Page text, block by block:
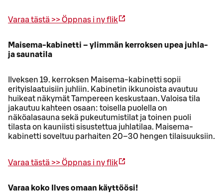
Varaa tästä >>Öppnas i ny flik
Maisema-kabinetti – ylimmän kerroksen upea juhla-
ja saunatila
Ilveksen 19. kerroksen Maisema-kabinetti sopii
erityislaatuisiin juhliin. Kabinetin ikkunoista avautuu
huikeat näkymät Tampereen keskustaan. Valoisa tila
jakautuu kahteen osaan: toisella puolella on
näköalasauna sekä pukeutumistilat ja toinen puoli
tilasta on kauniisti sisustettua juhlatilaa. Maisema-
kabinetti soveltuu parhaiten 20–30 hengen tilaisuuksiin.
Varaa tästä >>Öppnas i ny flik
Varaa koko Ilves omaan käyttöösi!